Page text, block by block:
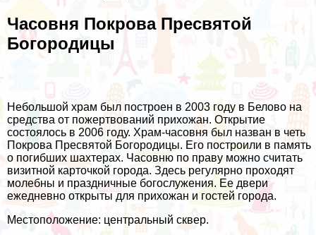
Часовня Покрова Пресвятой
Богородицы
Небольшой храм был построен в 2003 году в Белово на
средства от пожертвований прихожан. Открытие
состоялось в 2006 году. Храм-часовня был назван в четь
Покрова Пресвятой Богородицы. Его построили в память
о погибших шахтерах. Часовню по праву можно считать
визитной карточкой города. Здесь регулярно проходят
молебны и праздничные богослужения. Ее двери
ежедневно открыты для прихожан и гостей города.
Местоположение: центральный сквер.